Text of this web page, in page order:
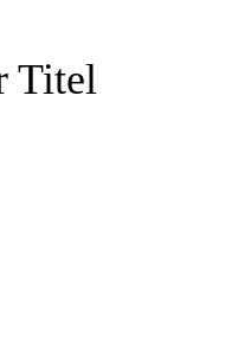
Titel